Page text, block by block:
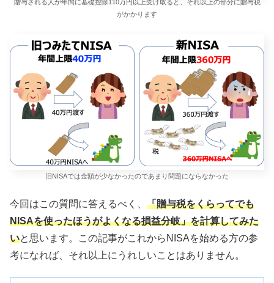
贈与される人が年間に基礎控除110万円以上受け取ると、それ以上の部分に贈与税
がかかります
旧NISAでは金額が少なかったのであまり問題にならなかった
今回はこの質問に答えるべく、 「贈与税をくらってでも
NISAを使ったほうがよくなる損益分岐」を計算してみた
いと思います。この記事がこれからNISAを始める方の参
考になれば、それ以上にうれしいことはありません。